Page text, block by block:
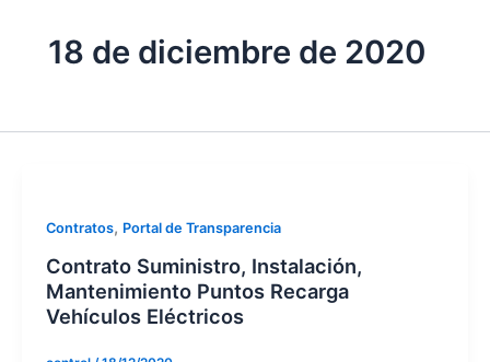
18 de diciembre de 2020
Contratos, Portal de Transparencia
Contrato Suministro, Instalación,
Mantenimiento Puntos Recarga
Vehículos Eléctricos